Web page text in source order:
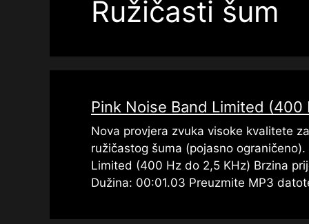
Ružičasti šum
Pink Noise Band Limited (400
Nova provjera zvuka visoke kvalitete
ružičastog šuma (pojasno
Limited (400 Hz do 2,5 KHz) Brzina
Dužina: 00:01.03 Preuzmite MP3